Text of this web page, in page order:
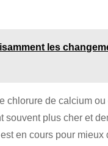
les
chlorure de calcium
souvent plus cher et
en cours pour